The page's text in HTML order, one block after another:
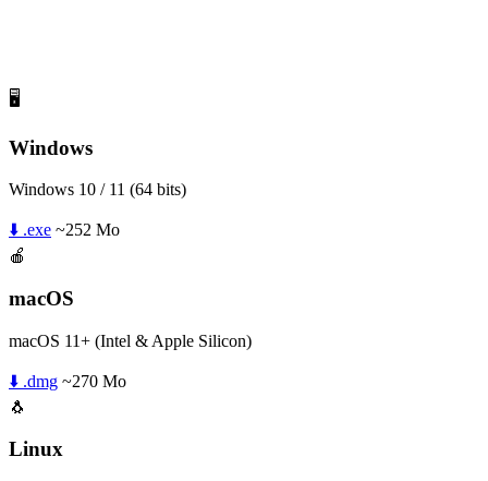
🖥️
Windows
Windows 10 / 11 (64 bits)
⬇️ .exe ~252 Mo
🍎
macOS
macOS 11+ (Intel & Apple Silicon)
⬇️ .dmg ~270 Mo
🐧
Linux